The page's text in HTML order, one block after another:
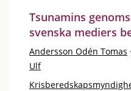
Tsunamins
svenska mediers
Andersson Odén Tomas ·
Ulf